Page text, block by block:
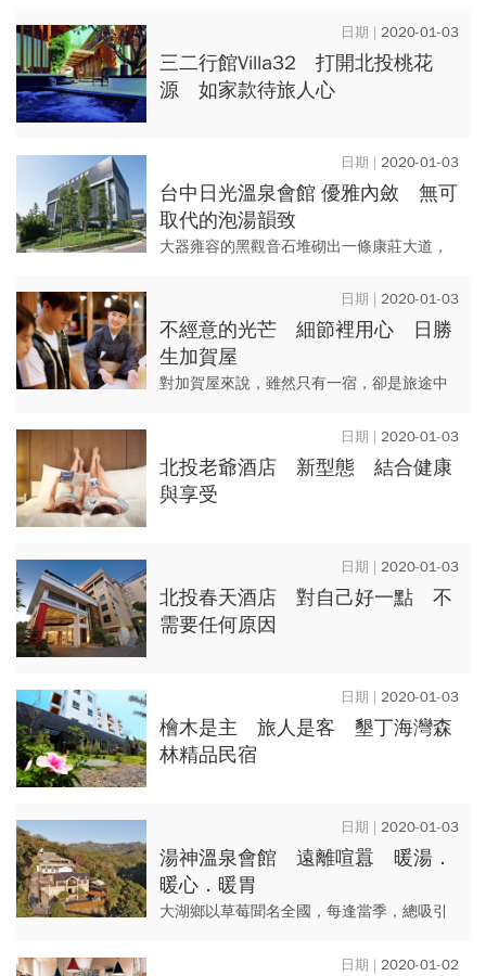
的登山達人陳秋霞，引導搜救人員改從「烘
爐地山」進去救人，2個半小...
2020-01-03
三二行館Villa32 打開北投桃花
源 如家款待旅人心
2020-01-03
台中日光溫泉會館 優雅內斂 無可
取代的泡湯韻致
大器雍容的黑觀音石堆砌出一條康莊大道，
2020-01-03
不經意的光芒 細節裡用心 日勝
生加賀屋
對加賀屋來說，雖然只有一宿，卻是旅途中
2020-01-03
北投老爺酒店 新型態 結合健康
與享受
2020-01-03
北投春天酒店 對自己好一點 不
需要任何原因
2020-01-03
檜木是主 旅人是客 墾丁海灣森
林精品民宿
2020-01-03
湯神溫泉會館 遠離喧囂 暖湯．
暖心．暖胃
大湖鄉以草莓聞名全國，每逢當季，總吸引
你知道大湖有溫泉嗎？ 大湖的溫泉是素有美
2020-01-02